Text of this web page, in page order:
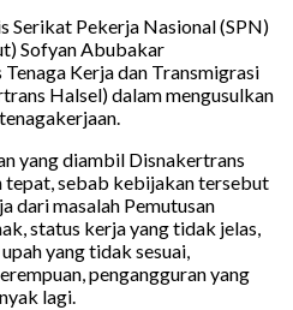
Serikat Pekerja Nasional (SPN)
Sofyan Abubakar
Kerja dan Transmigrasi
Halsel) dalam mengusulkan
yang diambil Disnakertrans
tepat, sebab kebijakan tersebut
dari masalah Pemutusan
status kerja yang tidak jelas,
yang tidak sesuai,
pengangguran yang
lagi.